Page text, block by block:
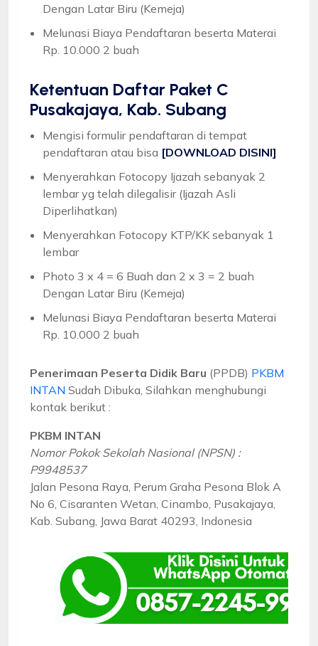
Dengan Latar Biru (Kemeja)
Melunasi Biaya Pendaftaran beserta Materai
Rp. 10.000 2 buah
Ketentuan Daftar Paket C
Pusakajaya, Kab. Subang
Mengisi formulir pendaftaran di tempat
pendaftaran atau bisa [DOWNLOAD DISINI]
Menyerahkan Fotocopy Ijazah sebanyak 2
lembar yg telah dilegalisir (Ijazah Asli
Diperlihatkan)
Menyerahkan Fotocopy KTP/KK sebanyak 1
lembar
Photo 3 x 4 = 6 Buah dan 2 x 3 = 2 buah
Dengan Latar Biru (Kemeja)
Melunasi Biaya Pendaftaran beserta Materai
Rp. 10.000 2 buah
Penerimaan Peserta Didik Baru (PPDB) PKBM
INTAN Sudah Dibuka, Silahkan menghubungi
kontak berikut :
PKBM INTAN
Nomor Pokok Sekolah Nasional (NPSN) :
P9948537
Jalan Pesona Raya, Perum Graha Pesona Blok A
No 6, Cisaranten Wetan, Cinambo, Pusakajaya,
Kab. Subang, Jawa Barat 40293, Indonesia